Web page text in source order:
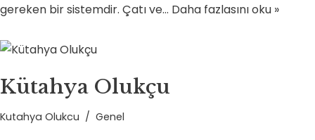
gereken bir sistemdir. Çatı ve… Daha fazlasını oku »
Kütahya Olukçu
Kutahya Olukcu Genel